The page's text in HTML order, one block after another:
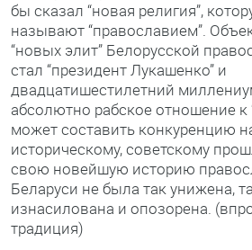
бы сказал “новая религия”,
называют “православием”.
“новых элит” Белорусской
стал “президент Лукашенко” и
двадцатишестилетний
абсолютно рабское отношение к
может составить конкуренцию
историческому, советскому
свою новейшую историю
Беларуси не была так унижена,
изнасилована и опозорена.
традиция)